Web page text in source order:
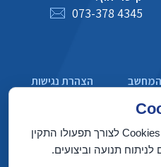
073-378 4345
המחשב
הצהרת נגישות
באתר זה נעשה שימוש בקובצי Cookies לצורך תפעולו התקין
תנועה וביצועים.